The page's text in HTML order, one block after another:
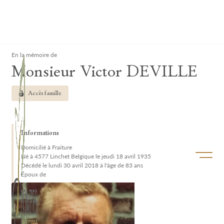
Ouvrir/
En la mémoire de
Monsieur Victor DEVILLE
Accès famille
Informations
Domicilié à Fraiture
Né à 4577 Linchet Belgique le jeudi 18 avril 1935
Décédé le lundi 30 avril 2018 à l'âge de 83 ans
Époux de